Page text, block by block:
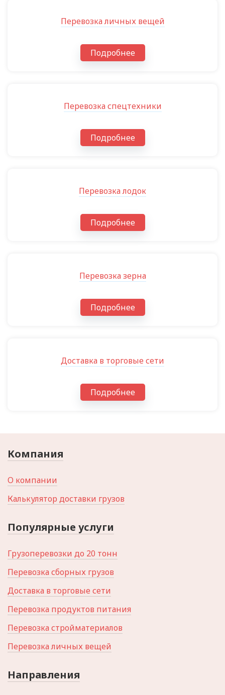
Перевозка личных вещей
Подробнее
Перевозка спецтехники
Подробнее
Перевозка лодок
Подробнее
Перевозка зерна
Подробнее
Доставка в торговые сети
Подробнее
Компания
О компании
Калькулятор доставки грузов
Популярные услуги
Грузоперевозки до 20 тонн
Перевозка сборных грузов
Доставка в торговые сети
Перевозка продуктов питания
Перевозка стройматериалов
Перевозка личных вещей
Направления